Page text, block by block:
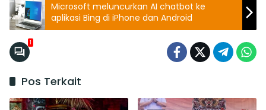
Microsoft meluncurkan AI chatbot ke
aplikasi Bing di iPhone dan Android
1
Pos Terkait